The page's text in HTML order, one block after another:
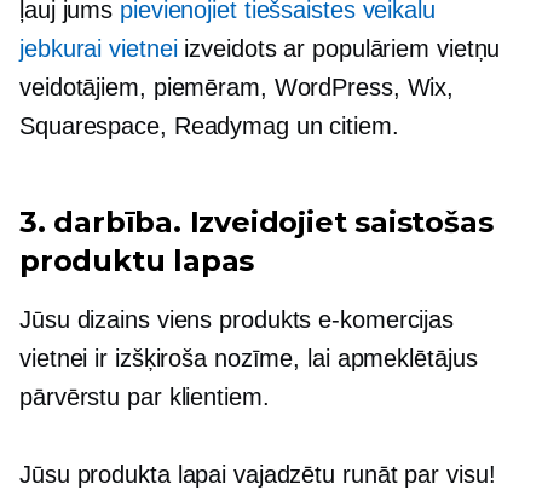
ļauj jums pievienojiet tiešsaistes veikalu
jebkurai vietneiizveidots ar populāriem vietņu
veidotājiem, piemēram, WordPress, Wix,
Squarespace, Readymag un citiem.
3. darbība. Izveidojiet saistošas ​​
produktu lapas
Jūsu dizains viens produkts e-komercijas
vietnei ir izšķiroša nozīme, lai apmeklētājus
pārvērstu par klientiem.
Jūsu produkta lapai vajadzētu runāt par visu!